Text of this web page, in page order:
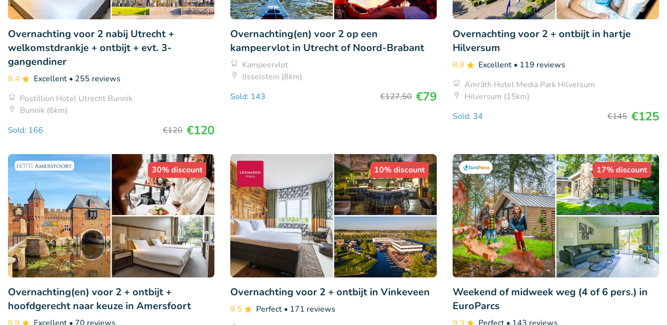
Overnachting voor 2 nabij Utrecht +
welkomstdrankje + ontbijt + evt. 3-
gangendiner
8.4 Excellent • 255 reviews
Postillion Hotel Utrecht Bunnik
Bunnik (6km)
Sold: 166
€120 €120
Overnachting(en) voor 2 op een
kampeervlot in Utrecht of Noord-Brabant
Kampeervlot
IJsselstein (8km)
Sold: 143
€127,50 €79
Overnachting voor 2 + ontbijt in hartje
Hilversum
8.9 Excellent • 119 reviews
Amrâth Hotel Media Park Hilversum
Hilversum (15km)
Sold: 34
€145 €125
30% discount
Overnachting(en) voor 2 + ontbijt +
hoofdgerecht naar keuze in Amersfoort
10% discount
Overnachting voor 2 + ontbijt in Vinkeveen
9.5 Perfect • 171 reviews
17% discount
Weekend of midweek weg (4 of 6 pers.) in
EuroParcs